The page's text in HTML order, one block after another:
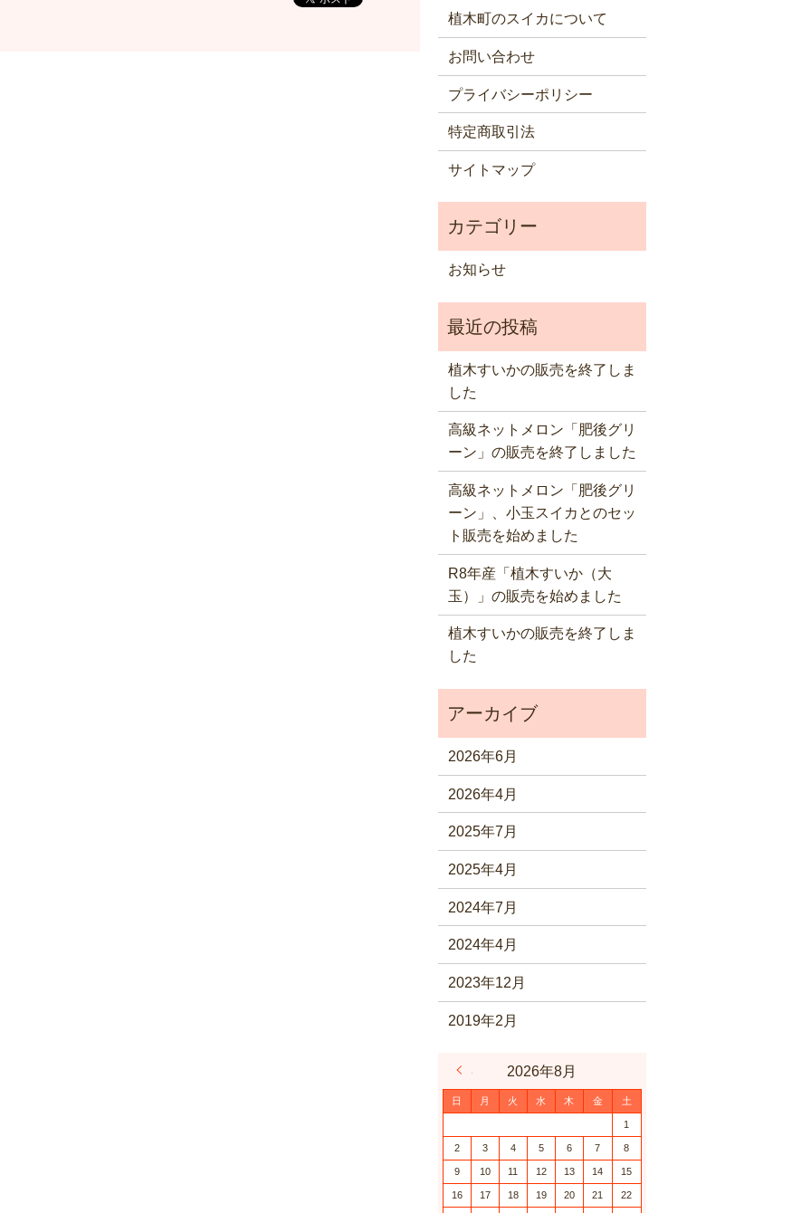
植木町のスイカについて
お問い合わせ
プライバシーポリシー
特定商取引法
サイトマップ
お知らせ
植木すいかの販売を終了しま
した
高級ネットメロン「肥後グリ
ーン」の販売を終了しました
高級ネットメロン「肥後グリ
ーン」、小玉スイカとのセッ
ト販売を始めました
R8年産「植木すいか（大
玉）」の販売を始めました
植木すいかの販売を終了しま
した
2026年6月
2026年4月
2025年7月
2025年4月
2024年7月
2024年4月
2023年12月
2019年2月
2026年8月
日 月 火 水 木 金 土
1
2 3 4 5 6 7 8
9 10 11 12 13 14 15
16 17 18 19 20 21 22